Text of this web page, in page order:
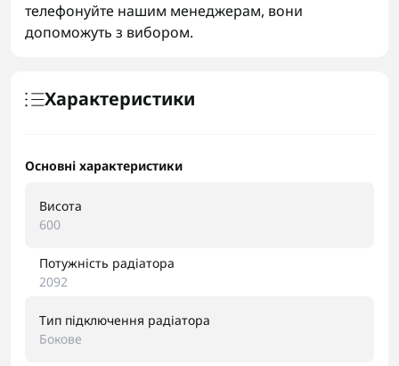
телефонуйте нашим менеджерам, вони
допоможуть з вибором.
Характеристики
Основні характеристики
Висота
600
Потужність радіатора
2092
Тип підключення радіатора
Бокове